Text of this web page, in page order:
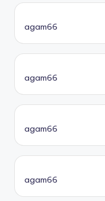
agam66
agam66
agam66
agam66